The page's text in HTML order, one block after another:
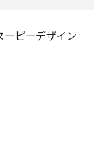
ピーデザイン